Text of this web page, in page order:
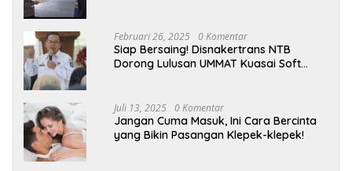
Februari 26, 2025 0 Komentar
Siap Bersaing! Disnakertrans NTB
Dorong Lulusan UMMAT Kuasai Soft
Juli 13, 2025 0 Komentar
Jangan Cuma Masuk, Ini Cara Bercinta
yang Bikin Pasangan Klepek-klepek!